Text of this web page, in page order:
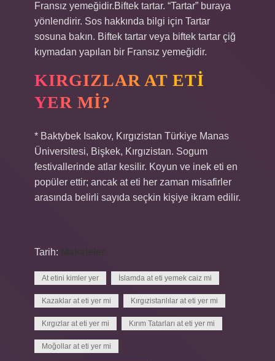
Fransız yemeğidir.Biftek tartar. “Tartar” buraya
yönlendirir. Sos hakkında bilgi için Tartar
sosuna bakın. Biftek tartar veya biftek tartar çiğ
kıymadan yapılan bir Fransız yemeğidir.
KIRGIZLAR AT ETI
YER MI?
* Baktybek Isakov, Kırgızistan Türkiye Manas
Üniversitesi, Bişkek, Kırgızistan. Sogum
festivallerinde atlar kesilir. Koyun ve inek eti en
popüler ettir; ancak at eti her zaman misafirler
arasında belirli sayıda seçkin kişiye ikram edilir.
Tarih:
At etini kimler yer İslamda at eti yemek caiz mi
Kazaklar at eti yer mi Kırgızistanlılar at eti yer mi
Kırgızlar at eti yer mi Kırım Tatarları at eti yer mi
Moğollar at eti yer mi